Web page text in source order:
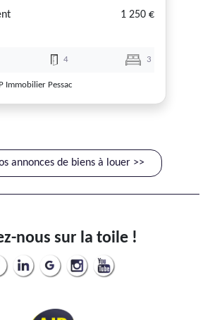
1 250 €
4 3
Immobilier Pessac
annonces de biens à louer >>
nous sur la toile !